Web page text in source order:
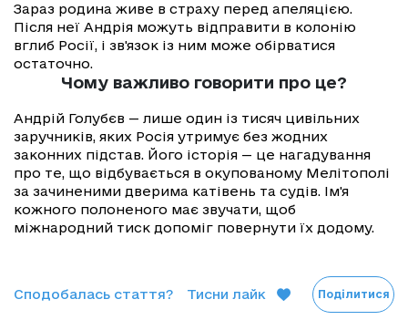
Зараз родина живе в страху перед апеляцією.
Після неї Андрія можуть відправити в колонію
вглиб Росії, і зв'язок із ним може обірватися
остаточно.
Чому важливо говорити про це?
Андрій Голубєв — лише один із тисяч цивільних
заручників, яких Росія утримує без жодних
законних підстав. Його історія — це нагадування
про те, що відбувається в окупованому Мелітополі
за зачиненими дверима катівень та судів. Ім'я
кожного полоненого має звучати, щоб
міжнародний тиск допоміг повернути їх додому.
Сподобалась стаття? Тисни лайк Поділитися